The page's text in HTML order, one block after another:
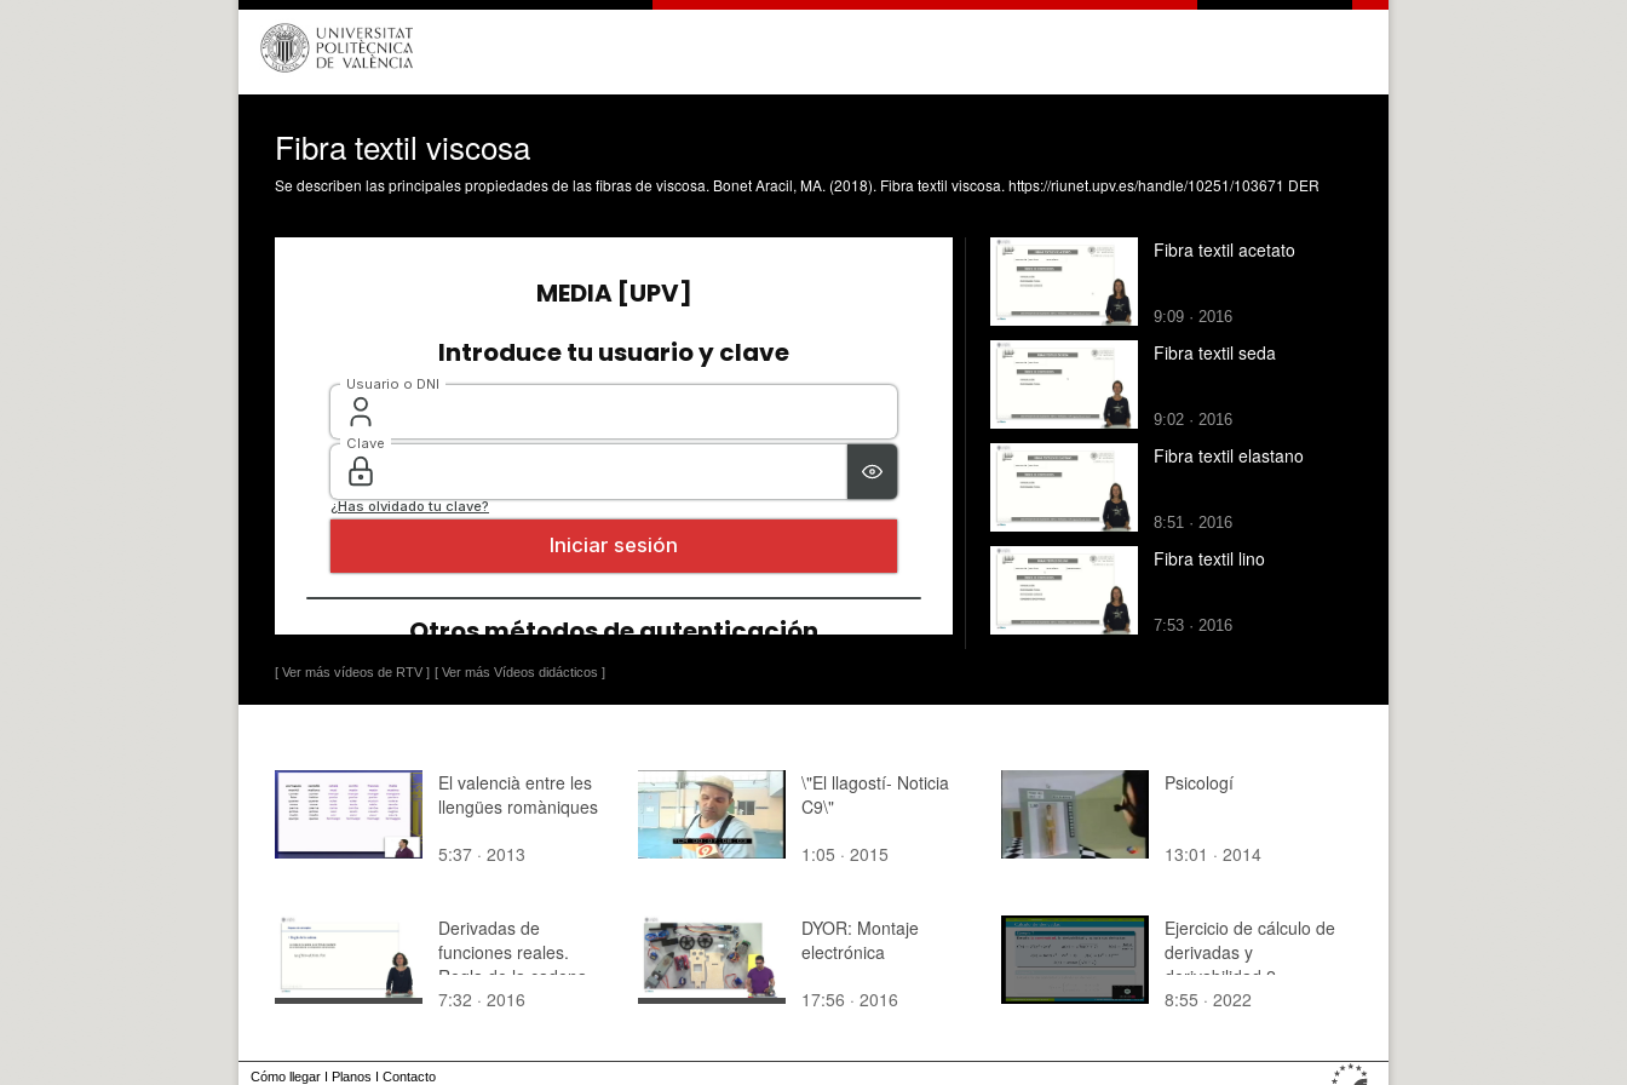
Fibra textil viscosa
Se describen las principales propiedades de las fibras de viscosa. Bonet Aracil, MA. (2018). Fibra textil viscosa. https://riunet.upv.es/handle/10251/103671 DER
[ Ver más vídeos de RTV ] [ Ver más Vídeos didácticos ]
Fibra textil acetato
9:09 · 2016
Fibra textil seda
9:02 · 2016
Fibra textil elastano
8:51 · 2016
Fibra textil lino
7:53 · 2016
El valencià entre les
llengües romàniques
5:37 · 2013
\"El llagostí- Noticia
C9\"
1:05 · 2015
Psicologí
13:01 · 2014
Derivadas de
funciones reales.
Regla de la cadena
7:32 · 2016
DYOR: Montaje
electrónica
17:56 · 2016
Ejercicio de cálculo de
derivadas y
derivabilidad 2
8:55 · 2022
Cómo llegar I Planos I Contacto